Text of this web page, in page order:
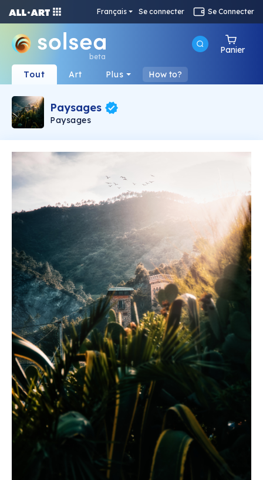
Français Se connecter Se Connecter
beta
Panier
Tout Art Plus How to?
Paysages
Paysages